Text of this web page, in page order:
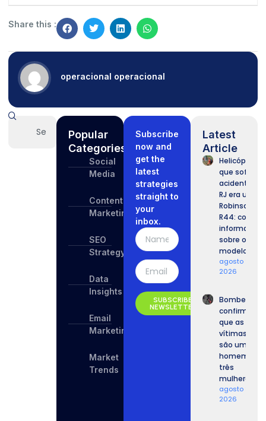
Share this :
operacional operacional
Popular
Categories
Social
Media
Content
Marketing
SEO
Strategy
Data
Insights
Email
Marketing
Market
Trends
Subscribe
now and
get the
latest
strategies
straight to
your
inbox.
SUBSCRIBE
NEWSLETTER
Latest
Article
Helicóptero
que sofreu
acidente no
RJ era um
Robinson
R44: confira
informações
sobre o
modelo.
agosto 9,
2026
Bombeiros
confirmam
que as
vítimas
são um
homem e
três
mulheres.
agosto 8,
2026